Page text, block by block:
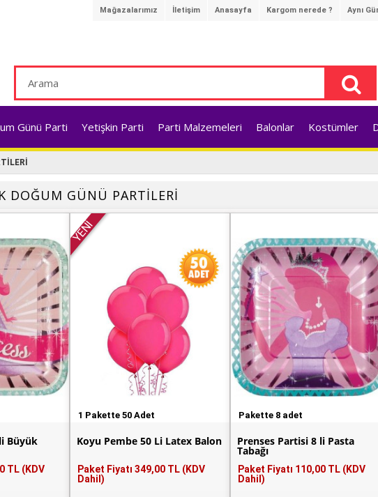
Mağazalarımız İletişim Anasayfa Kargom nerede ? Aynı
Günü Parti Yetişkin Parti Parti Malzemeleri Balonlar Kostümler
DOĞUM GÜNÜ PARTİLERİ
Büyük
TL (KDV
1 Pakette 50 Adet
YENİ
Koyu Pembe 50 Li Latex Balon
Paket Fiyatı 349,00 TL (KDV
Dahil)
Pakette 8 adet
Prenses Partisi 8 li Pasta
Tabağı
Paket Fiyatı 110,00 TL (KDV
Dahil)